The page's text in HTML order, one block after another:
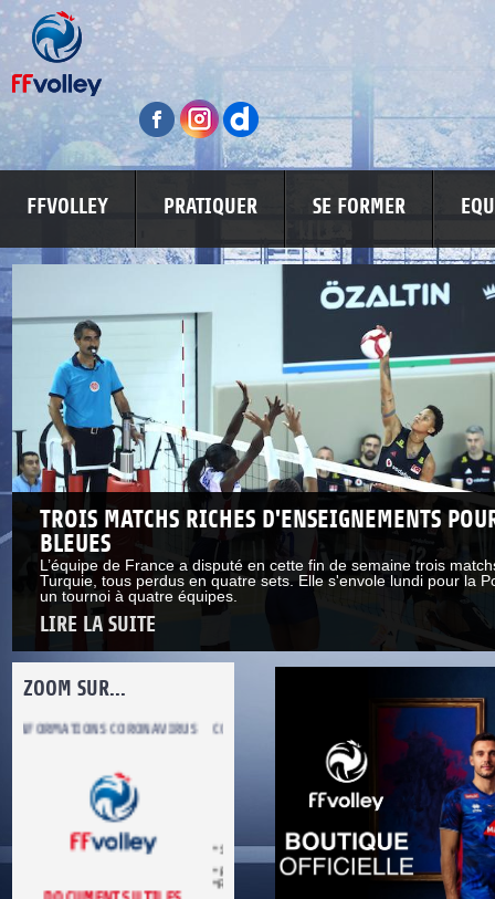
FFVOLLEY PRATIQUER SE FORMER
TROIS MATCHS RICHES D'ENSEIGNEMENTS
BLEUES
L’équipe de France a disputé en cette fin de semaine trois
Turquie, tous perdus en quatre sets. Elle s'envole lundi pour la
un tournoi à quatre équipes.
LIRE LA SUITE
ZOOM SUR...
COMITÉ DU FAIR PLAY
* Se conformer aux règles du jeu.
*Respecter adversaires et partenaires.
MA PETITE